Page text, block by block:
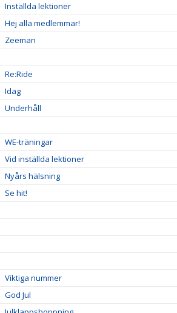
Inställda lektioner
Hej alla medlemmar!
Zeeman
Re:Ride
Idag
Underhåll
WE-träningar
Vid inställda lektioner
Nyårs hälsning
Se hit!
Viktiga nummer
God Jul